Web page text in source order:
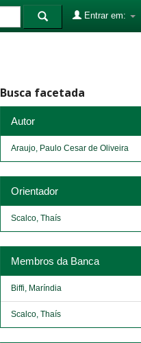
Entrar em:
Busca facetada
Autor
Araujo, Paulo Cesar de Oliveira
Orientador
Scalco, Thaís
Membros da Banca
Biffi, Maríndia
Scalco, Thaís